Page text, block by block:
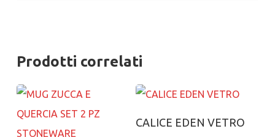
Prodotti correlati
Aggiungi al carrello
CALICE EDEN VETRO